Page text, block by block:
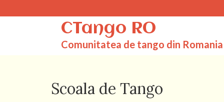
CTango RO
Comunitatea de tango din Romania
Scoala de Tango